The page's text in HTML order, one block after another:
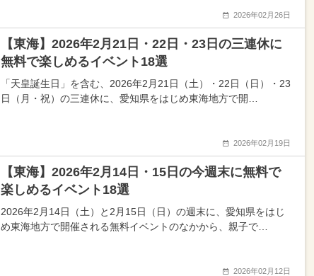
2026年02月26日
【東海】2026年2月21日・22日・23日の三連休に
無料で楽しめるイベント18選
「天皇誕生日」を含む、2026年2月21日（土）・22日（日）・23
日（月・祝）の三連休に、愛知県をはじめ東海地方で開…
2026年02月19日
【東海】2026年2月14日・15日の今週末に無料で
楽しめるイベント18選
2026年2月14日（土）と2月15日（日）の週末に、愛知県をはじ
め東海地方で開催される無料イベントのなかから、親子で…
2026年02月12日